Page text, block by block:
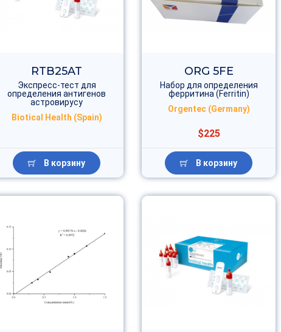
RTB25AT
Экспресс-тест для
определения антигенов
астровирусу
Biotical Health (Spain)
В корзину
ORG 5FE
Набор для определения
ферритина (Ferritin)
Orgentec (Germany)
$225
В корзину